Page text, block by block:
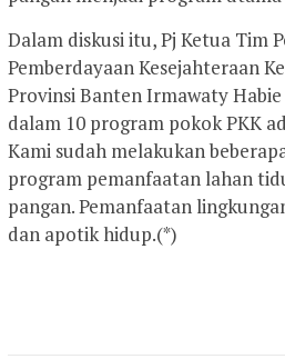
Dalam diskusi itu, Pj Ketua Tim
Pemberdayaan Kesejahteraan
Provinsi Banten Irmawaty
dalam 10 program pokok PKK
Kami sudah melakukan
program pemanfaatan lahan
pangan. Pemanfaatan
dan apotik hidup.(*)